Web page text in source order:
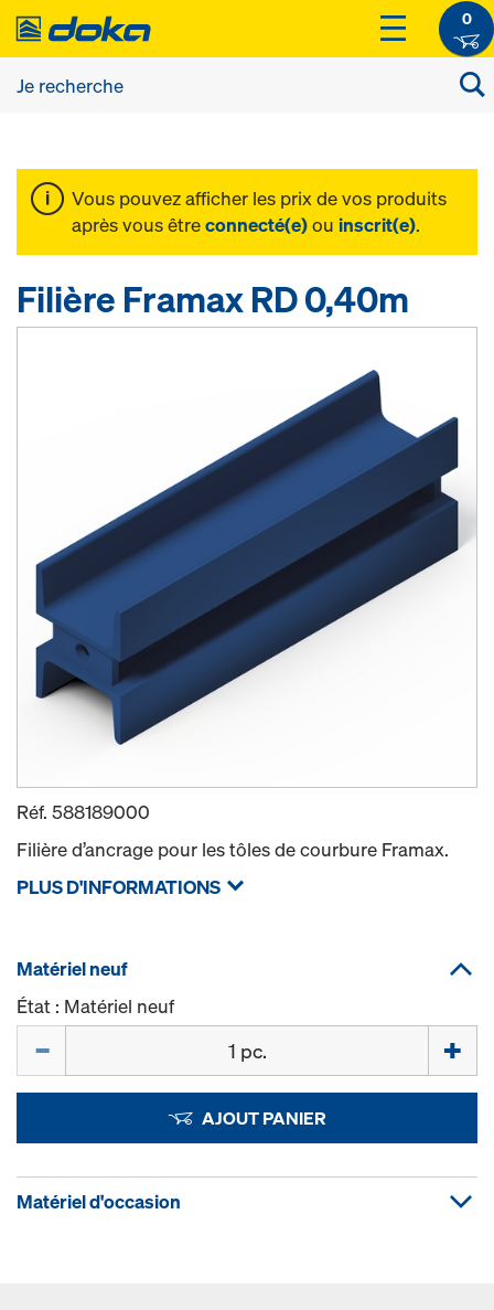
0
Vous pouvez afficher les prix de vos produits
après vous êtreconnecté(e)ou inscrit(e).
Filière Framax RD 0,40m
Réf. 588189000
Filière d’ancrage pour les tôles de courbure Framax.
PLUS D'INFORMATIONS
Matériel neuf
État : Matériel neuf
AJOUT PANIER
Matériel d'occasion